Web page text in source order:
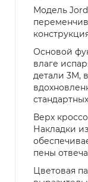
Модель
Основой
влаге
детали 3M,
Верх
Накладки
пены
Цветовая